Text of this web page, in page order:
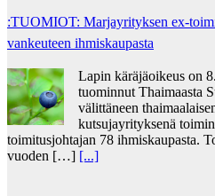
:TUOMIOT: Marjayrityksen ex-
vankeuteen ihmiskaupasta
Lapin käräjäoikeus on
tuominnut Thaimaasta
välittäneen
kutsujayrityksenä
toimitusjohtajan 78 ihmiskaupasta.
vuoden […] [...]